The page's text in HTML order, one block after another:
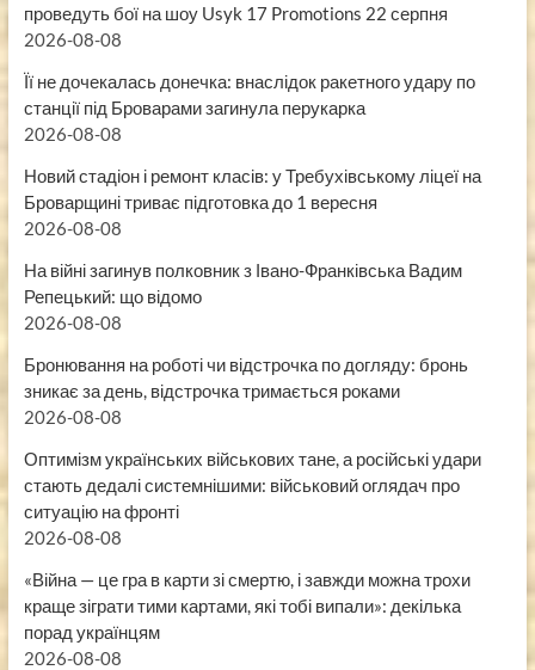
проведуть бої на шоу Usyk 17 Promotions 22 серпня
2026-08-08
Її не дочекалась донечка: внаслідок ракетного удару по
станції під Броварами загинула перукарка
2026-08-08
Новий стадіон і ремонт класів: у Требухівському ліцеї на
Броварщині триває підготовка до 1 вересня
2026-08-08
На війні загинув полковник з Івано-Франківська Вадим
Репецький: що відомо
2026-08-08
Бронювання на роботі чи відстрочка по догляду: бронь
зникає за день, відстрочка тримається роками
2026-08-08
Оптимізм українських військових тане, а російські удари
стають дедалі системнішими: військовий оглядач про
ситуацію на фронті
2026-08-08
«Війна — це гра в карти зі смертю, і завжди можна трохи
краще зіграти тими картами, які тобі випали»: декілька
порад українцям
2026-08-08